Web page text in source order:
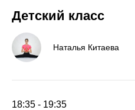
Детский класс
Наталья Китаева
18:35 - 19:35